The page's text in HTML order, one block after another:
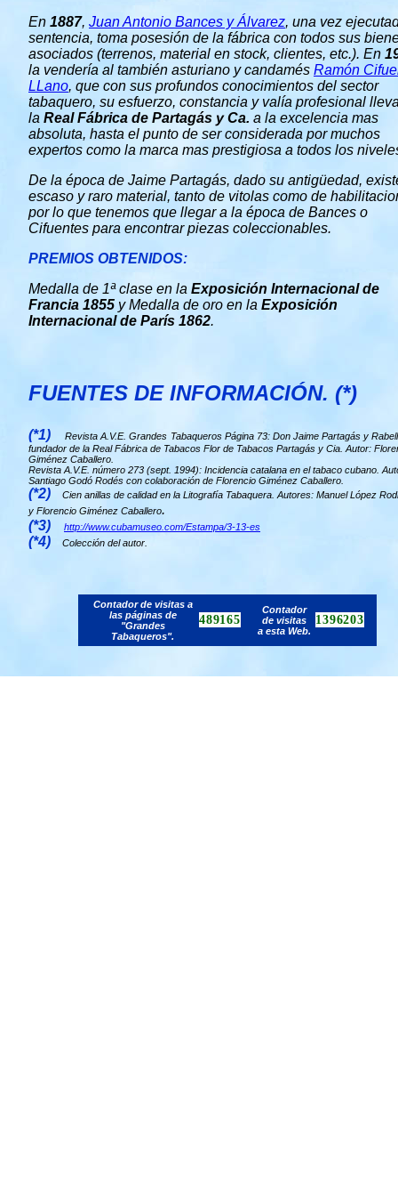
En 1887, Juan Antonio Bances y Álvarez, una vez
sentencia, toma posesión de la fábrica con todos sus
asociados (terrenos, material en stock, clientes, etc.). En
la vendería al también asturiano y candamés Ramón
LLano, que con sus profundos conocimientos del sector
tabaquero, su esfuerzo, constancia y valía profesional
la Real Fábrica de Partagás y Ca. a la excelencia mas
absoluta, hasta el punto de ser considerada por muchos
expertos como la marca mas prestigiosa a todos los
De la época de Jaime Partagás, dado su antigüedad,
escaso y raro material, tanto de vitolas como de
por lo que tenemos que llegar a la época de Bances o
Cifuentes para encontrar piezas coleccionables.
PREMIOS OBTENIDOS:
Medalla de 1ª clase en la Exposición Internacional de
Francia 1855 y Medalla de oro en la Exposición
Internacional de París 1862.
FUENTES DE INFORMACIÓN. (*)
(*1) Revista A.V.E. Grandes Tabaqueros Página 73: Don Jaime Partagás y Rabell
fundador de la Real Fábrica de Tabacos Flor de Tabacos Partagás y Cia. Autor:
Giménez Caballero.
Revista A.V.E. número 273 (sept. 1994): Incidencia catalana en el tabaco cubano.
Santiago Godó Rodés con colaboración de Florencio Giménez Caballero.
(*2)
Cien anillas de calidad en la Litografía Tabaquera. Autores: Manuel López
y Florencio Giménez Caballero.
(*3)
http://www.cubamuseo.com/Estampa/3-13-es
(*4) Colección del autor.
Contador de visitas a
las páginas de
"Grandes
Tabaqueros".
489165
Contador
de visitas
a esta Web.
1396203